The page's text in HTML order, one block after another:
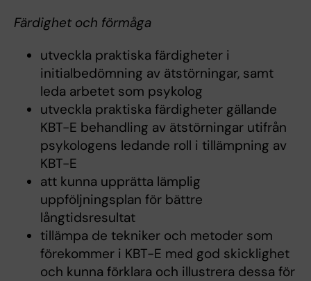
Färdighet och förmåga
utveckla praktiska färdigheter i
initialbedömning av ätstörningar, samt
leda arbetet som psykolog
utveckla praktiska färdigheter gällande
KBT-E behandling av ätstörningar utifrån
psykologens ledande roll i tillämpning av
KBT-E
att kunna upprätta lämplig
uppföljningsplan för bättre
långtidsresultat
tillämpa de tekniker och metoder som
förekommer i KBT-E med god skicklighet
och kunna förklara och illustrera dessa för